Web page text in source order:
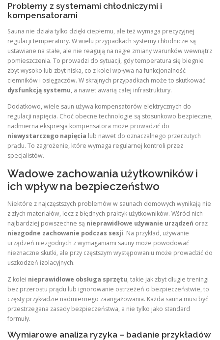
Problemy z systemami chłodniczymi i
kompensatorami
Sauna nie działa tylko dzięki ciepłemu, ale też wymaga precyzyjnej
regulacji temperatury. W wielu przypadkach systemy chłodnicze są
ustawiane na stałe, ale nie reagują na nagłe zmiany warunków wewnątrz
pomieszczenia. To prowadzi do sytuacji, gdy temperatura się biegnie
zbyt wysoko lub zbyt niska, co z kolei wpływa na funkcjonalność
ciemników i osięgaczów. W skrajnych przypadkach może to skutkować
dysfunkcją systemu, a nawet awarią całej infrastruktury.
Dodatkowo, wiele saun używa kompensatorów elektrycznych do
regulacji napięcia. Choć obecne technologie są stosunkowo bezpieczne,
nadmierna ekspresja kompensatora może prowadzić do
niewystarczego napięcia lub nawet do oznaczalnego przerzutych
prądu. To zagrożenie, które wymaga regularnej kontroli przez
specjalistów.
Wadowe zachowania użytkowników i
ich wpływ na bezpieczeństwo
Niektóre z najczęstszych problemów w saunach domowych wynikają nie
z złych materiałów, lecz z błędnych praktyk użytkowników. Wśród nich
najbardziej powszechne są nieprawidłowe używanie urządzeń oraz
niezgodne zachowanie podczas sesji. Na przykład, używanie
urządzeń niezgodnych z wymaganiami sauny może powodować
nieznaczne skutki, ale przy częstszym występowaniu może prowadzić do
uszkodzeń izolacyjnych.
Z kolei nieprawidłowe obsługa sprzętu, takie jak zbyt długie treningi
bez przerostu prądu lub ignorowanie ostrzeżeń o bezpieczeństwie, to
częsty przykładzie nadmiernego zaangażowania. Każda sauna musi być
przestrzegana zasady bezpieczeństwa, a nie tylko jako standard
formuły.
Wymiarowe analiza ryzyka – badanie przykładów